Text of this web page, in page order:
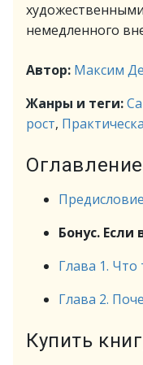
немедленного
Автор: Максим
Жанры и теги:
рост,
Оглавление
Предисловие
Бонус. Если
Глава 1. Что
Глава 2.
Купить